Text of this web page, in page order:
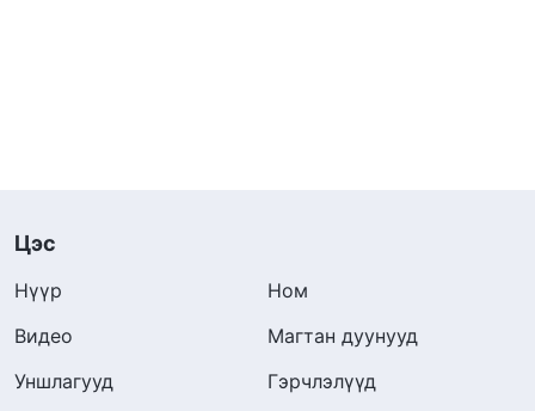
Цэс
Нүүр
Ном
Видео
Магтан дуунууд
Уншлагууд
Гэрчлэлүүд